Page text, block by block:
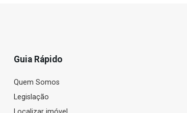
Guia Rápido
Quem Somos
Legislação